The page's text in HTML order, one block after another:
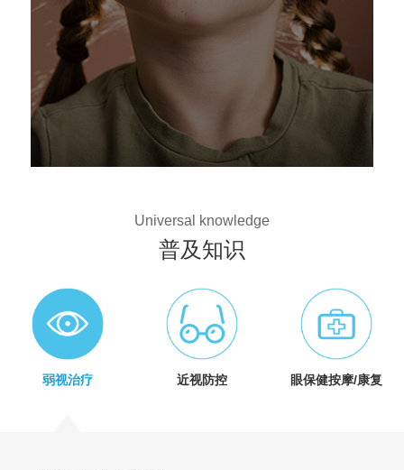
Universal knowledge
普及知识
弱视治疗 近视防控 眼保健按摩/康复